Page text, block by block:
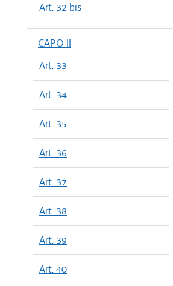
Art. 32 bis
CAPO II
Art. 33
Art. 34
Art. 35
Art. 36
Art. 37
Art. 38
Art. 39
Art. 40